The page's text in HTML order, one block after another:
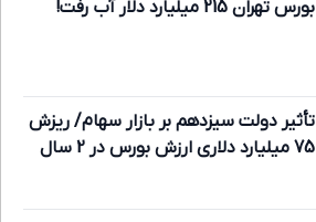
بورس تهران 215 میلیارد دلار آب رفت!
تأثیر دولت سیزدهم بر بازار سهام/ ریزش
75 میلیارد دلاری ارزش بورس در 2 سال